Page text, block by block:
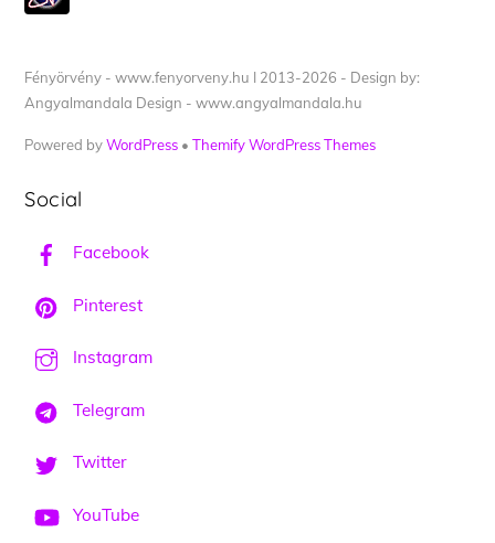
Fényörvény - www.fenyorveny.hu I 2013-2026 - Design by:
Angyalmandala Design - www.angyalmandala.hu
Powered byWordPress •Themify WordPress Themes
Social
Facebook
Pinterest
Instagram
Telegram
Twitter
YouTube